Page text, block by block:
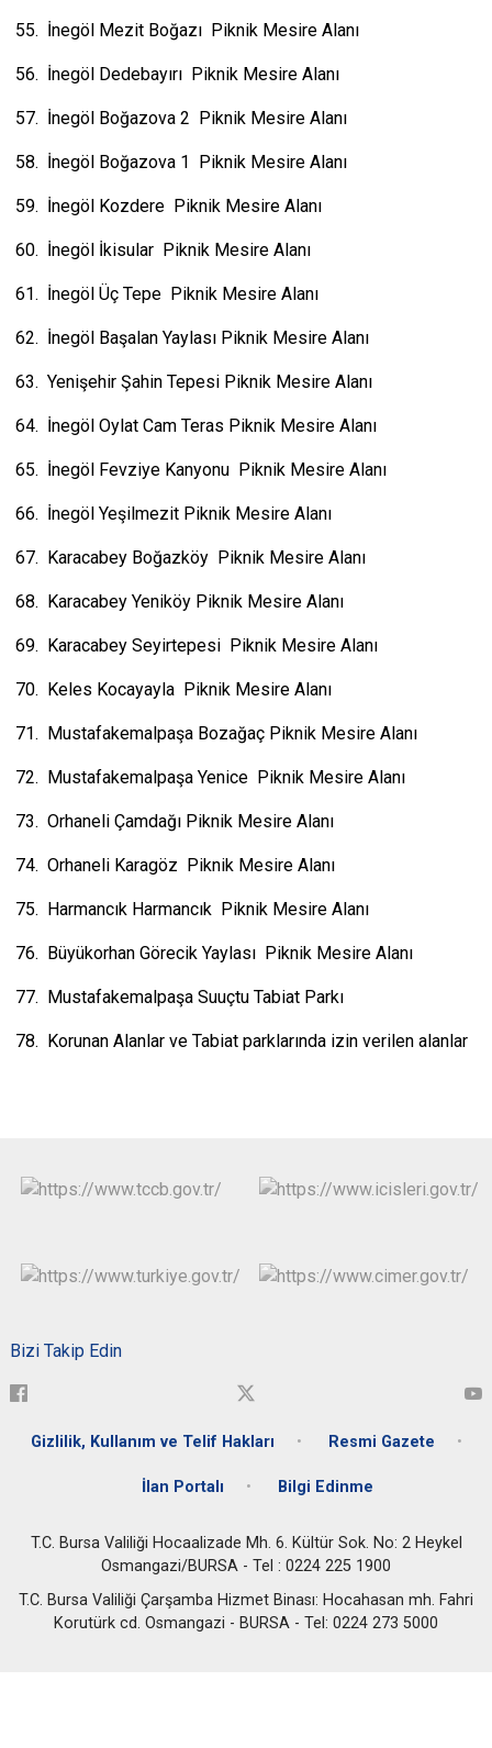
55. İnegöl Mezit Boğazı Piknik Mesire Alanı
56. İnegöl Dedebayırı Piknik Mesire Alanı
57. İnegöl Boğazova 2 Piknik Mesire Alanı
58. İnegöl Boğazova 1 Piknik Mesire Alanı
59. İnegöl Kozdere Piknik Mesire Alanı
60. İnegöl İkisular Piknik Mesire Alanı
61. İnegöl Üç Tepe Piknik Mesire Alanı
62. İnegöl Başalan Yaylası Piknik Mesire Alanı
63. Yenişehir Şahin Tepesi Piknik Mesire Alanı
64. İnegöl Oylat Cam Teras Piknik Mesire Alanı
65. İnegöl Fevziye Kanyonu Piknik Mesire Alanı
66. İnegöl Yeşilmezit Piknik Mesire Alanı
67. Karacabey Boğazköy Piknik Mesire Alanı
68. Karacabey Yeniköy Piknik Mesire Alanı
69. Karacabey Seyirtepesi Piknik Mesire Alanı
70. Keles Kocayayla Piknik Mesire Alanı
71. Mustafakemalpaşa Bozağaç Piknik Mesire Alanı
72. Mustafakemalpaşa Yenice Piknik Mesire Alanı
73. Orhaneli Çamdağı Piknik Mesire Alanı
74. Orhaneli Karagöz Piknik Mesire Alanı
75. Harmancık Harmancık Piknik Mesire Alanı
76. Büyükorhan Görecik Yaylası Piknik Mesire Alanı
77. Mustafakemalpaşa Suuçtu Tabiat Parkı
78. Korunan Alanlar ve Tabiat parklarında izin verilen alanlar
Bizi Takip Edin
Gizlilik, Kullanım ve Telif Hakları Resmi Gazete
İlan Portalı Bilgi Edinme
T.C. Bursa Valiliği Hocaalizade Mh. 6. Kültür Sok. No: 2 Heykel
Osmangazi/BURSA - Tel : 0224 225 1900
T.C. Bursa Valiliği Çarşamba Hizmet Binası: Hocahasan mh. Fahri
Korutürk cd. Osmangazi - BURSA - Tel: 0224 273 5000